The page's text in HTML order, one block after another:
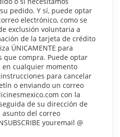
pedido. Y sí, puede optar
electrónico, como se
exclusión voluntaria a
de la tarjeta de crédito
ÚNICAMENTE para
compra. Puede optar
cualquier momento
para cancelar
o enviando un correo
con la
de su dirección de
del correo
youremail @